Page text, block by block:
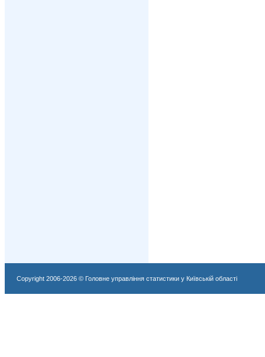
Copyright 2006-2026 © Головне управління статистики у Київській області